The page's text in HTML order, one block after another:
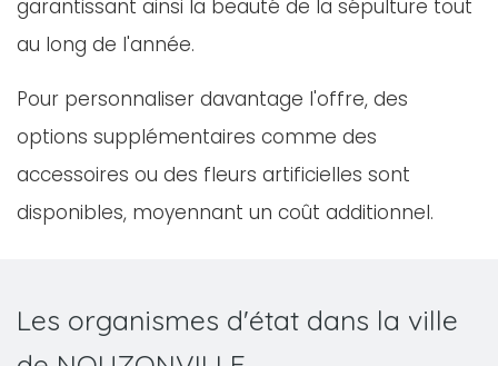
garantissant ainsi la beauté de la sépulture tout
au long de l'année.
Pour personnaliser davantage l'offre, des
options supplémentaires comme des
accessoires ou des fleurs artificielles sont
disponibles, moyennant un coût additionnel.
Les organismes d'état dans la ville